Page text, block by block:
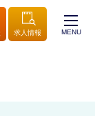
求人情報 MENU